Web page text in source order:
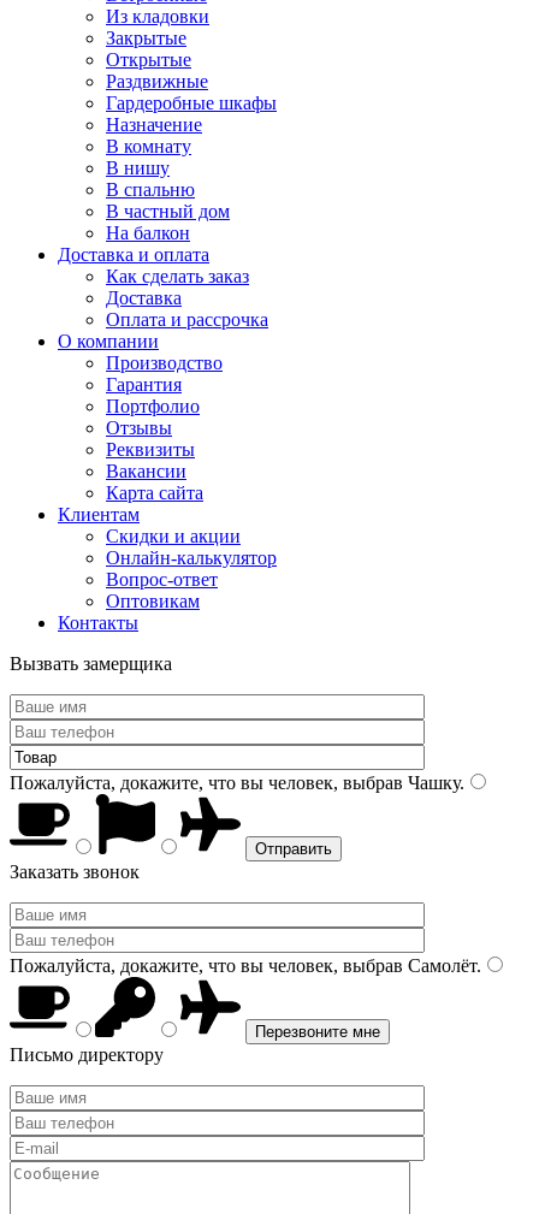
Из кладовки
Закрытые
Открытые
Раздвижные
Гардеробные шкафы
Назначение
В комнату
В нишу
В спальню
В частный дом
На балкон
Доставка и оплата
Как сделать заказ
Доставка
Оплата и рассрочка
О компании
Производство
Гарантия
Портфолио
Отзывы
Реквизиты
Вакансии
Карта сайта
Клиентам
Скидки и акции
Онлайн-калькулятор
Вопрос-ответ
Оптовикам
Контакты
Вызвать замерщика
Пожалуйста, докажите, что вы человек, выбрав Чашку.
Заказать звонок
Пожалуйста, докажите, что вы человек, выбрав Самолёт.
Письмо директору